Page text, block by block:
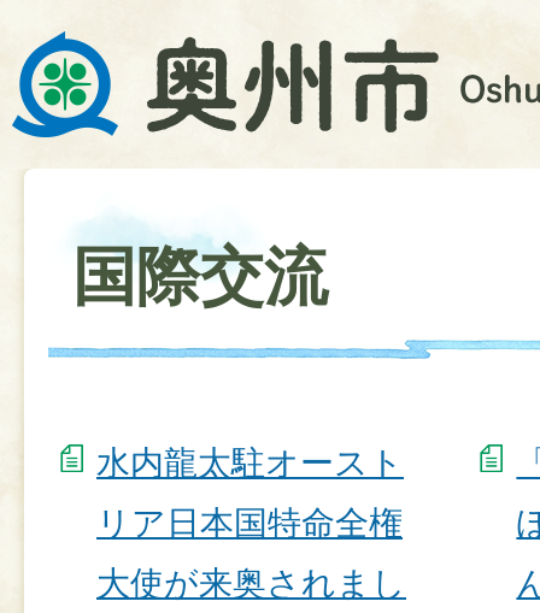
国際交流
水内龍太駐オースト
リア日本国特命全権
大使が来奥されまし